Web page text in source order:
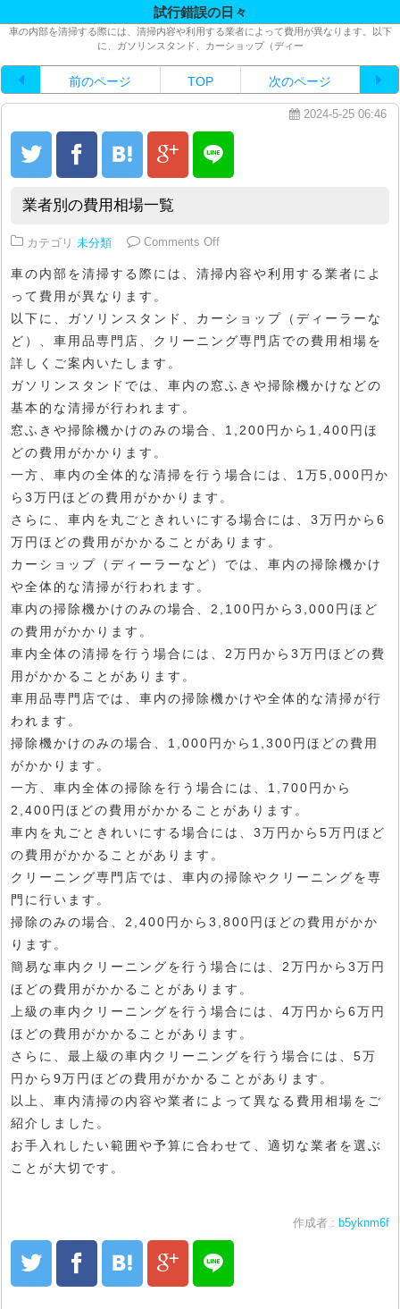
試行錯誤の日々
車の内部を清掃する際には、清掃内容や利用する業者によって費用が異なります。以下
に、ガソリンスタンド、カーショップ（ディー
前のページ TOP 次のページ
2024-5-25 06:46
業者別の費用相場一覧
カテゴリ 未分類 Comments Offon 業者別の費用相場一覧
車の内部を清掃する際には、清掃内容や利用する業者によ
って費用が異なります。
以下に、ガソリンスタンド、カーショップ（ディーラーな
ど）、車用品専門店、クリーニング専門店での費用相場を
詳しくご案内いたします。
ガソリンスタンドでは、車内の窓ふきや掃除機かけなどの
基本的な清掃が行われます。
窓ふきや掃除機かけのみの場合、1,200円から1,400円ほ
どの費用がかかります。
一方、車内の全体的な清掃を行う場合には、1万5,000円か
ら3万円ほどの費用がかかります。
さらに、車内を丸ごときれいにする場合には、3万円から6
万円ほどの費用がかかることがあります。
カーショップ（ディーラーなど）では、車内の掃除機かけ
や全体的な清掃が行われます。
車内の掃除機かけのみの場合、2,100円から3,000円ほど
の費用がかかります。
車内全体の清掃を行う場合には、2万円から3万円ほどの費
用がかかることがあります。
車用品専門店では、車内の掃除機かけや全体的な清掃が行
われます。
掃除機かけのみの場合、1,000円から1,300円ほどの費用
がかかります。
一方、車内全体の掃除を行う場合には、1,700円から
2,400円ほどの費用がかかることがあります。
車内を丸ごときれいにする場合には、3万円から5万円ほど
の費用がかかることがあります。
クリーニング専門店では、車内の掃除やクリーニングを専
門に行います。
掃除のみの場合、2,400円から3,800円ほどの費用がかか
ります。
簡易な車内クリーニングを行う場合には、2万円から3万円
ほどの費用がかかることがあります。
上級の車内クリーニングを行う場合には、4万円から6万円
ほどの費用がかかることがあります。
さらに、最上級の車内クリーニングを行う場合には、5万
円から9万円ほどの費用がかかることがあります。
以上、車内清掃の内容や業者によって異なる費用相場をご
紹介しました。
お手入れしたい範囲や予算に合わせて、適切な業者を選ぶ
ことが大切です。
作成者 : b5yknm6f